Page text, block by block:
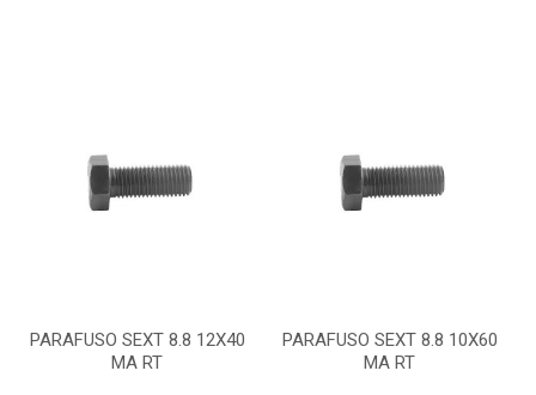
PARAFUSO SEXT 8.8 12X40
MA RT
PARAFUSO SEXT 8.8 10X60
MA RT